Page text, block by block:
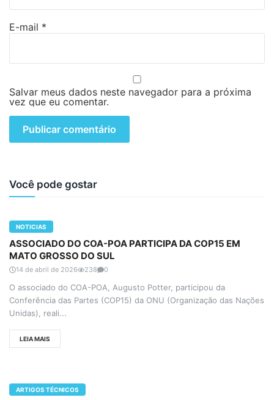
E-mail *
Salvar meus dados neste navegador para a próxima
vez que eu comentar.
Você pode gostar
NOTICIAS
ASSOCIADO DO COA-POA PARTICIPA DA COP15 EM
MATO GROSSO DO SUL
14 de abril de 2026 238 0
O associado do COA-POA, Augusto Potter, participou da
Conferência das Partes (COP15) da ONU (Organização das Nações
Unidas), reali...
LEIA MAIS
ARTIGOS TÉCNICOS